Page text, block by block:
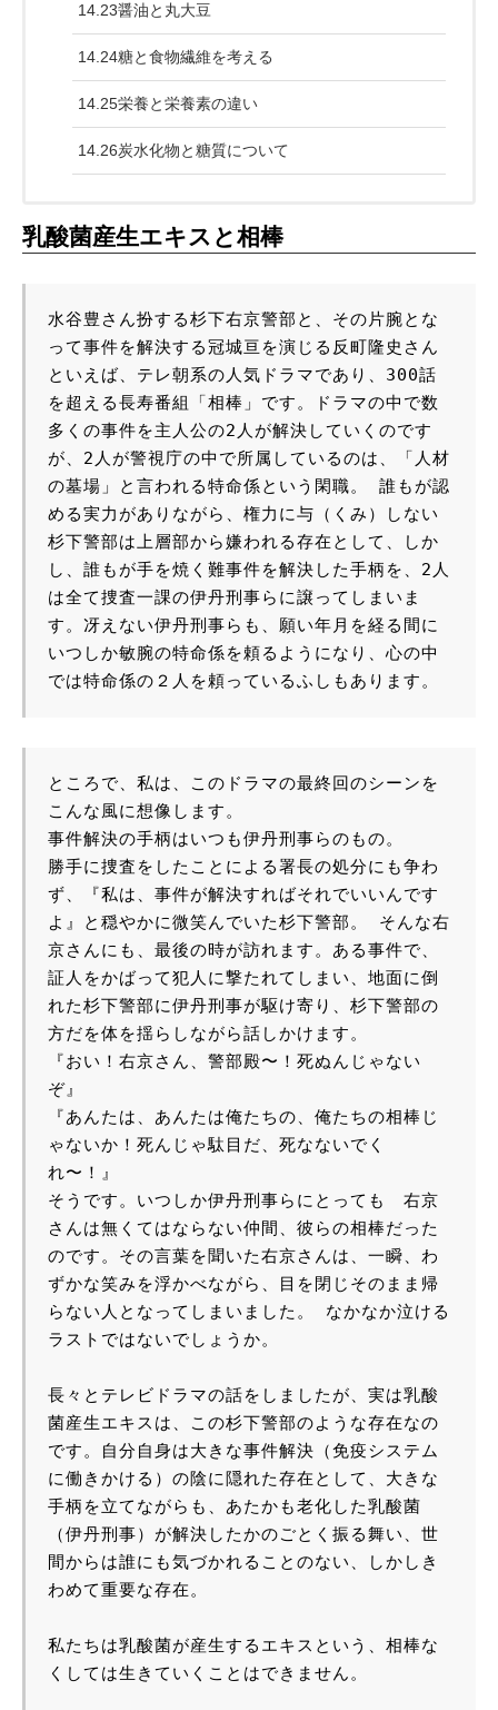
14.23醤油と丸大豆
14.24糖と食物繊維を考える
14.25栄養と栄養素の違い
14.26炭水化物と糖質について
乳酸菌産生エキスと相棒
水谷豊さん扮する杉下右京警部と、その片腕とな
って事件を解決する冠城亘を演じる反町隆史さん
といえば、テレ朝系の人気ドラマであり、300話
を超える長寿番組「相棒」です。ドラマの中で数
多くの事件を主人公の2人が解決していくのです
が、2人が警視庁の中で所属しているのは、「人材
の墓場」と言われる特命係という閑職。 誰もが認
める実力がありながら、権力に与（くみ）しない
杉下警部は上層部から嫌われる存在として、しか
し、誰もが手を焼く難事件を解決した手柄を、2人
は全て捜査一課の伊丹刑事らに譲ってしまいま
す。冴えない伊丹刑事らも、願い年月を経る間に
いつしか敏腕の特命係を頼るようになり、心の中
では特命係の２人を頼っているふしもあります。
ところで、私は、このドラマの最終回のシーンを
こんな風に想像します。
事件解決の手柄はいつも伊丹刑事らのもの。
勝手に捜査をしたことによる署長の処分にも争わ
ず、『私は、事件が解決すればそれでいいんです
よ』と穏やかに微笑んでいた杉下警部。 そんな右
京さんにも、最後の時が訪れます。ある事件で、
証人をかばって犯人に撃たれてしまい、地面に倒
れた杉下警部に伊丹刑事が駆け寄り、杉下警部の
方だを体を揺らしながら話しかけます。
『おい！右京さん、警部殿〜！死ぬんじゃない
ぞ』
『あんたは、あんたは俺たちの、俺たちの相棒じ
ゃないか！死んじゃ駄目だ、死なないでく
れ〜！』
そうです。いつしか伊丹刑事らにとっても　右京
さんは無くてはならない仲間、彼らの相棒だった
のです。その言葉を聞いた右京さんは、一瞬、わ
ずかな笑みを浮かべながら、目を閉じそのまま帰
らない人となってしまいました。 なかなか泣ける
ラストではないでしょうか。
長々とテレビドラマの話をしましたが、実は乳酸
菌産生エキスは、この杉下警部のような存在なの
です。自分自身は大きな事件解決（免疫システム
に働きかける）の陰に隠れた存在として、大きな
手柄を立てながらも、あたかも老化した乳酸菌
（伊丹刑事）が解決したかのごとく振る舞い、世
間からは誰にも気づかれることのない、しかしき
わめて重要な存在。
私たちは乳酸菌が産生するエキスという、相棒な
くしては生きていくことはできません。